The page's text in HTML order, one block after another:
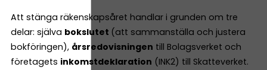
Att stänga räkenskapsåret handlar i grunden om tre
delar: själva bokslutet (att sammanställa och justera
bokföringen), årsredovisningen till Bolagsverket och
företagets inkomstdeklaration (INK2) till Skatteverket.